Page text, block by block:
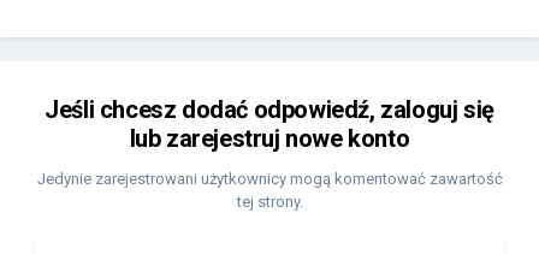
Jeśli chcesz dodać odpowiedź, zaloguj się
lub zarejestruj nowe konto
Jedynie zarejestrowani użytkownicy mogą komentować zawartość
tej strony.